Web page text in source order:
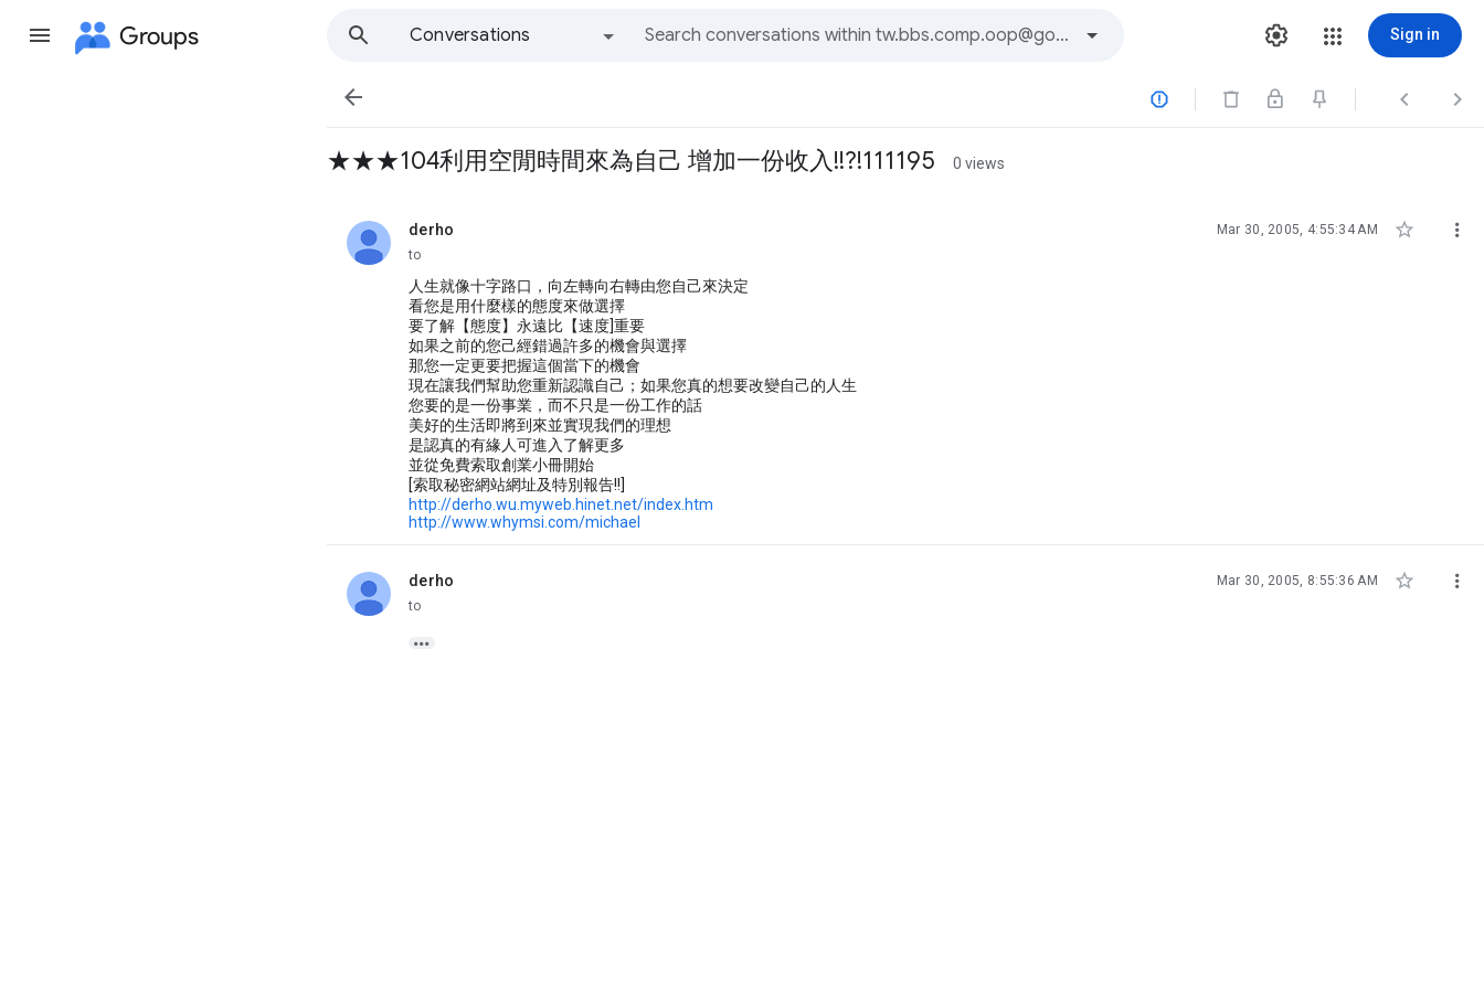
Groups
Conversations
Sign in
   
★★★104利用空閒時間來為自己 增加一份收入!!?!111195 0 views
derho
unread, Mar 30, 2005, 4:55:34 AM  
to
人生就像十字路口，向左轉向右轉由您自己來決定
看您是用什麼樣的態度來做選擇
要了解【態度】永遠比【速度]重要
如果之前的您己經錯過許多的機會與選擇
那您一定更要把握這個當下的機會
現在讓我們幫助您重新認識自己；如果您真的想要改變自己的人生
您要的是一份事業，而不只是一份工作的話
美好的生活即將到來並實現我們的理想
是認真的有緣人可進入了解更多
並從免費索取創業小冊開始
[索取秘密網站網址及特別報告!!]
http://derho.wu.myweb.hinet.net/index.htm
http://www.whymsi.com/michael
derho
unread, Mar 30, 2005, 8:55:36 AM  
to
